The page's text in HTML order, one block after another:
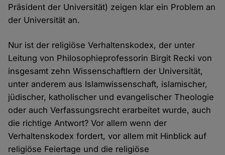
Präsident der Universität) zeigen klar ein Problem an
der Universität an.
Nur ist der religiöse Verhaltenskodex, der unter
Leitung von Philosophieprofessorin Birgit Recki von
insgesamt zehn Wissenschaftlern der Universität,
unter anderem aus Islamwissenschaft, islamischer,
jüdischer, katholischer und evangelischer Theologie
oder auch Verfassungsrecht erarbeitet wurde, auch
die richtige Antwort? Vor allem wenn der
Verhaltenskodex fordert, vor allem mit Hinblick auf
religiöse Feiertage und die religiöse